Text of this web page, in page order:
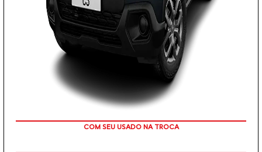
TAXA 0 %